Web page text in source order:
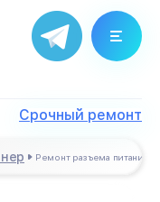
Срочный ремонт
Ремонт разъема питания